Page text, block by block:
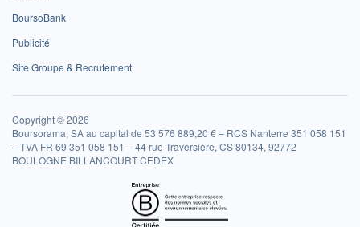
BoursoBank
Publicité
Site Groupe & Recrutement
Copyright © 2026
Boursorama, SA au capital de 53 576 889,20 € – RCS Nanterre 351 058 151
– TVA FR 69 351 058 151 – 44 rue Traversière, CS 80134, 92772
BOULOGNE BILLANCOURT CEDEX